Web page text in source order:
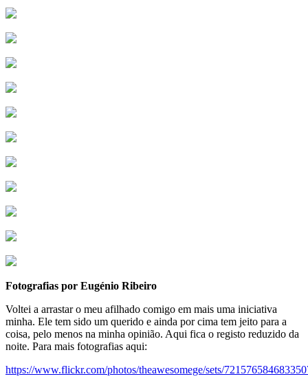
Fotografias por Eugénio Ribeiro
Voltei a arrastar o meu afilhado comigo em mais uma iniciativa
minha. Ele tem sido um querido e ainda por cima tem jeito para a
coisa, pelo menos na minha opinião. Aqui fica o registo reduzido da
noite. Para mais fotografias aqui:
https://www.flickr.com/photos/theawesomege/sets/